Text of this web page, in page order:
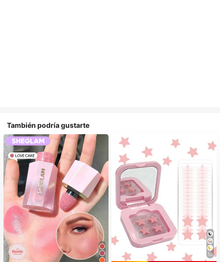
También podría gustarte
10